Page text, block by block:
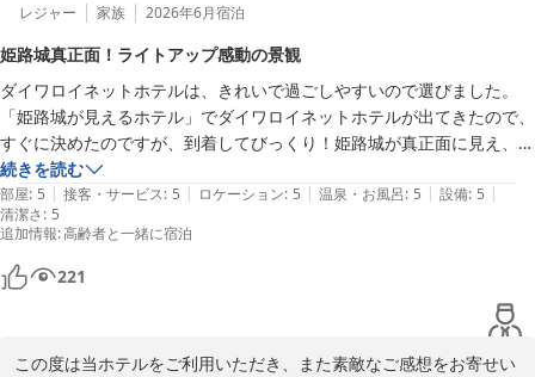
お母さまから「良いホテルを選んだ」とのお言葉を頂戴したとのこ
駅からのアクセスや周辺環境につきましてもご満足いただけ、思い
出深いご旅行のお手伝いができましたことを光栄に存じます。
また姫路へお越しの際には、ぜひ当館をご利用くださいませ。
皆さまのお帰りを心よりお待ち申し上げております。
ダイワロイネットホテル姫路
2026-06-15
レジャー 家族 2026年6月宿泊
姫路城真正面！ライトアップ感動の景観
ダイワロイネットホテルは、きれいで過ごしやすいので選びました。
「姫路城が見えるホテル」でダイワロイネットホテルが出てきたので、
すぐに決めたのですが、到着してびっくり！姫路城が真正面に見え、さ
らにライトアップで感動の景観を楽しむことができました。
続きを読む
部屋: 5 | 接客・サービス: 5 | ロケーション: 5 | 温泉・お風呂: 5 | 設備: 5 |
清潔さ: 5
追加情報:高齢者と一緒に宿泊
221
この度は当ホテルをご利用いただき、また素敵なご感想をお寄せい